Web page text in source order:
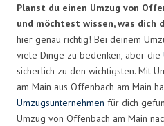
Planst du einen Umzug von
und möchtest wissen, was dich
hier genau richtig! Bei deinem
viele Dinge zu bedenken, aber die
sicherlich zu den wichtigsten. Mit
am Main aus Offenbach am Main
Umzugsunternehmen für dich
Umzug von Offenbach am Main